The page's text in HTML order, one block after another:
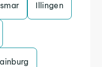
Illingen